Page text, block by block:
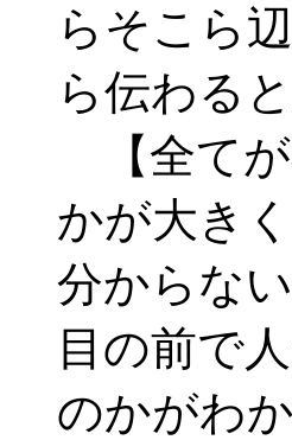
らそこら
ら伝わると
【全てが
かが大き
分からな
目の前で
のかがわ